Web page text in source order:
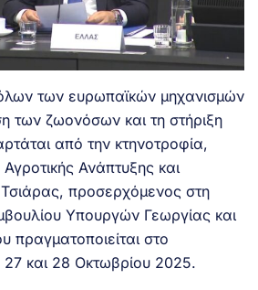
των ευρωπαϊκών μηχανισμών
των ζωονόσων και τη στήριξη
από την κτηνοτροφία,
Ανάπτυξης και
προσερχόμενος στη
Υπουργών Γεωργίας και
πραγματοποιείται στο
27 και 28 Οκτωβρίου 2025.